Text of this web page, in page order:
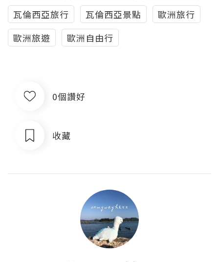
瓦倫西亞旅行
瓦倫西亞景點
歐洲旅行
歐洲旅遊
歐洲自由行
0個讚好
收藏